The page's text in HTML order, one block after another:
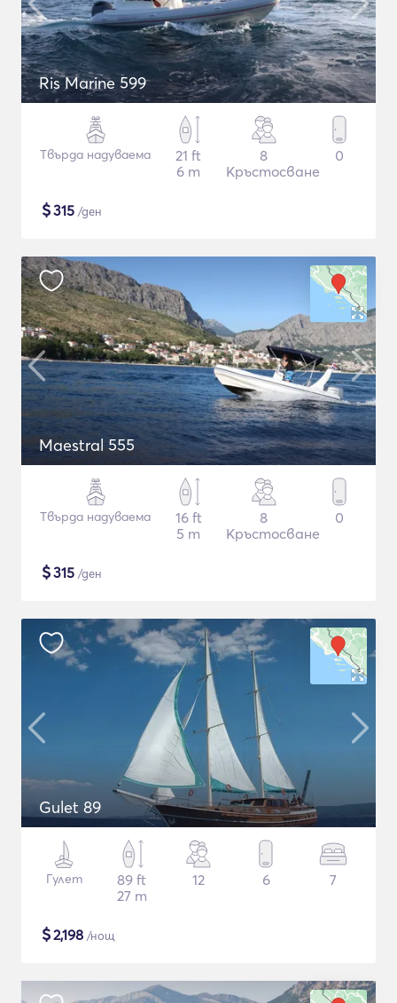
Ris Marine 599
Твърда надуваема
21 ft
6 m
8
Кръстосване
0
$315 /ден
Maestral 555
Твърда надуваема
16 ft
5 m
8
Кръстосване
0
$315 /ден
Gulet 89
Гулет
89 ft
27 m
12 6 7
$2,198 /нощ